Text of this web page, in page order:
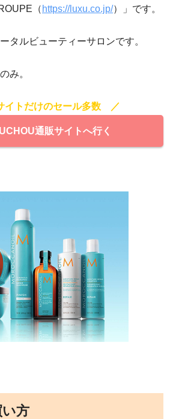
（ https://luxu.co.jp/）」です。
タルビューティーサロンです。
み。
トだけのセール多数 ／
通販サイトへ行く
方